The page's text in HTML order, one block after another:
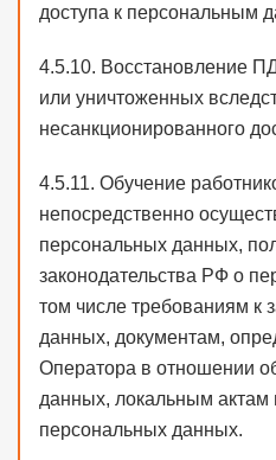
доступа к персональным
4.5.10. Восстановление
или уничтоженных
несанкционированного
4.5.11. Обучение
непосредственно
персональных данных,
законодательства РФ о
том числе требованиям к
данных, документам,
Оператора в отношении
данных, локальным актам
персональных данных.